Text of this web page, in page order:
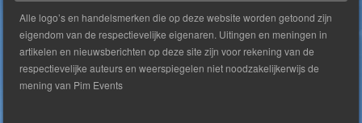
Alle logo’s en handelsmerken die op deze website worden getoond zijn
eigendom van de respectievelijke eigenaren. Uitingen en meningen in
artikelen en nieuwsberichten op deze site zijn voor rekening van de
respectievelijke auteurs en weerspiegelen niet noodzakelijkerwijs de
mening van Pim Events